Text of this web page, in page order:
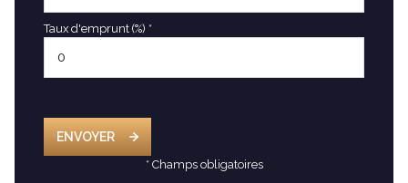
Taux d'emprunt (%) *
ENVOYER
* Champs obligatoires